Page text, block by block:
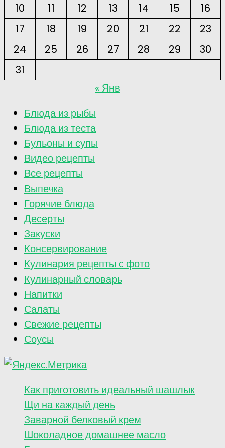
10
11 12 13 14 15
16
17
18 19 20 21 22
23
24
25 26 27 28 29
30
31
« Янв
Блюда из рыбы
Блюда из теста
Бульоны и супы
Видео рецепты
Все рецепты
Выпечка
Горячие блюда
Десерты
Закуски
Консервирование
Кулинария рецепты с фото
Кулинарный словарь
Напитки
Салаты
Свежие рецепты
Соусы
Как приготовить идеальный шашлык
Щи на каждый день
Заварной белковый крем
Шоколадное домашнее масло